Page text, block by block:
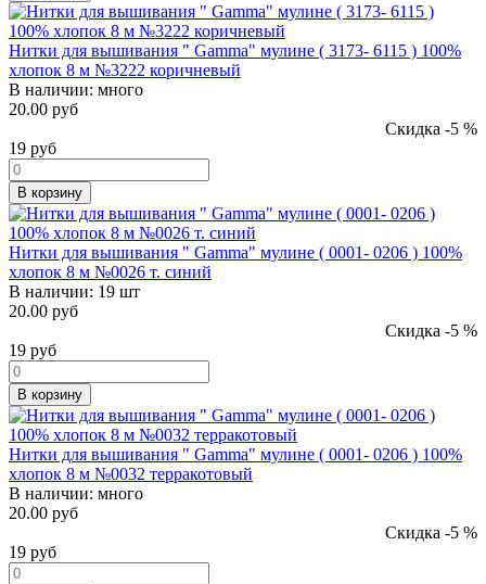
Нитки для вышивания " Gamma" мулине ( 3173- 6115 ) 100%
хлопок 8 м №3222 коричневый
В наличии: много
20.00 руб
Скидка -5 %
19 руб
В корзину
Нитки для вышивания " Gamma" мулине ( 0001- 0206 ) 100%
хлопок 8 м №0026 т. синий
В наличии: 19 шт
20.00 руб
Скидка -5 %
19 руб
В корзину
Нитки для вышивания " Gamma" мулине ( 0001- 0206 ) 100%
хлопок 8 м №0032 терракотовый
В наличии: много
20.00 руб
Скидка -5 %
19 руб